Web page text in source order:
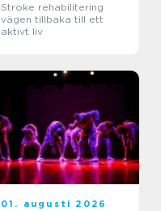
Stroke rehabilitering
vägen tillbaka till ett
aktivt liv
01. augusti 2026